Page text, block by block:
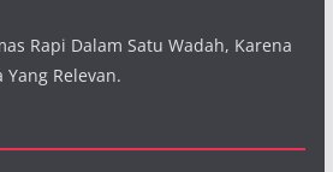
Rapi Dalam Satu Wadah, Karena
Yang Relevan.